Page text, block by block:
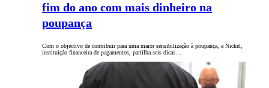
fim do ano com mais dinheiro na
poupança
Com o objectivo de contribuir para uma maior sensibilização à poupança, a Nickel,
instituição financeira de pagamentos, partilha seis dicas…